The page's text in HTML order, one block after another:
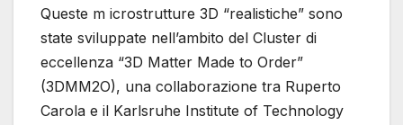
Queste m icrostrutture 3D “realistiche” sono
state sviluppate nell’ambito del Cluster di
eccellenza “3D Matter Made to Order”
(3DMM2O), una collaborazione tra Ruperto
Carola e il Karlsruhe Institute of Technology